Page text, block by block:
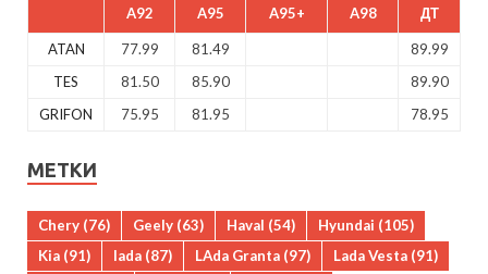
A92 A95 A95+ A98 ДТ
ATAN 77.99 81.49
89.99
TES
81.50 85.90
89.90
GRIFON
75.95 81.95 78.95
МЕТКИ
Chery (76) Geely (63) Haval (54) Hyundai (105)
Kia (91) lada (87) LAda Granta (97) Lada Vesta (91)